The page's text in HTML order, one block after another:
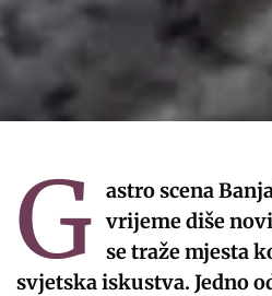
G astro scena
vrijeme diše
se traže mjesta
svjetska iskustva. Jedno